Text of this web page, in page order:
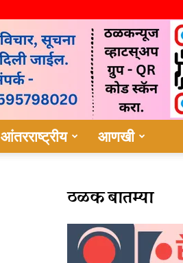
आंतरराष्ट्रीय आणखी
ठळक बातम्या